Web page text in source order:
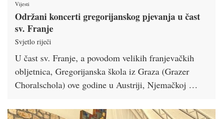
Vijesti
Održani koncerti gregorijanskog pjevanja u čast
sv. Franje
Svjetlo riječi
U čast sv. Franje, a povodom velikih franjevačkih
obljetnica, Gregorijanska škola iz Graza (Grazer
Choralschola) ove godine u Austriji, Njemačkoj …